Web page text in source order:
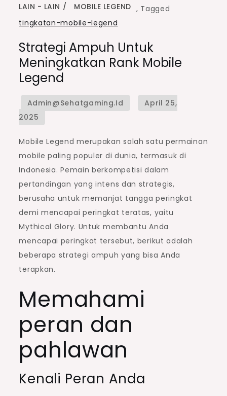
LAIN - LAIN ,
MOBILE LEGEND
Tagged
tingkatan-mobile-legend
Strategi Ampuh Untuk
Meningkatkan Rank Mobile
Legend
Mobile Legend merupakan salah satu permainan
mobile paling populer di dunia, termasuk di
Indonesia. Pemain berkompetisi dalam
pertandingan yang intens dan strategis,
berusaha untuk memanjat tangga peringkat
demi mencapai peringkat teratas, yaitu
Mythical Glory. Untuk membantu Anda
mencapai peringkat tersebut, berikut adalah
beberapa strategi ampuh yang bisa Anda
terapkan.
Memahami
peran dan
pahlawan
Kenali Peran Anda